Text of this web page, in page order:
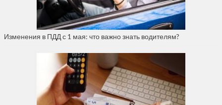
Изменения в ПДД с 1 мая: что важно знать водителям?